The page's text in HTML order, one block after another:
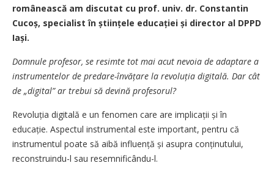
românească am discutat cu prof. univ. dr. Constantin
Cucoș, specialist în științele educației și director al DPPD
Iași.
Domnule profesor, se resimte tot mai acut nevoia de adaptare a
instrumentelor de predare-învățare la revoluția digitală. Dar cât
de „digital” ar trebui să devină profesorul?
Revoluția digitală e un fenomen care are implicații și în
educație. Aspectul instrumental este important, pentru că
instrumentul poate să aibă influență și asupra conținutului,
reconstruindu-l sau resemnificându-l.